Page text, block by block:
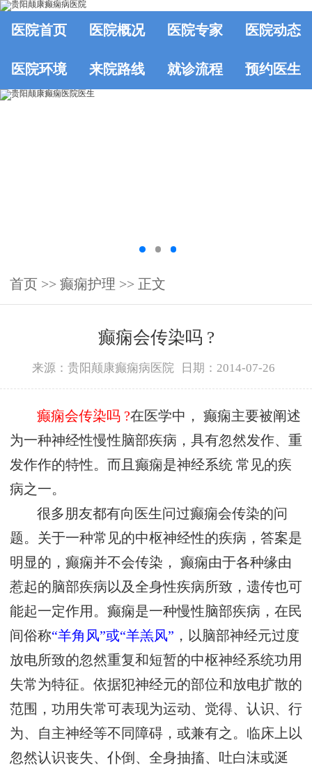
医院首页 医院概况 医院专家 医院动态
医院环境 来院路线 就诊流程 预约医生
首页 >> 癫痫护理 >> 正文
癫痫会传染吗 ?
来源：贵阳颠康癫痫病医院 日期：2014-07-26
癫痫会传染吗 ?在医学中， 癫痫主要被阐述
为一种神经性慢性脑部疾病，具有忽然发作、重
发作作的特性。而且癫痫是神经系统 常见的疾
病之一。
很多朋友都有向医生问过癫痫会传染的问
题。关于一种常见的中枢神经性的疾病，答案是
明显的，癫痫并不会传染， 癫痫由于各种缘由
惹起的脑部疾病以及全身性疾病所致，遗传也可
能起一定作用。癫痫是一种慢性脑部疾病，在民
间俗称“羊角风”或“羊羔风” ，以脑部神经元过度
放电所致的忽然重复和短暂的中枢神经系统功用
失常为特征。依据犯神经元的部位和放电扩散的
范围，功用失常可表现为运动、觉得、认识、行
为、自主神经等不同障碍，或兼有之。临床上以
忽然认识丧失、仆倒、全身抽搐、吐白沫或涎